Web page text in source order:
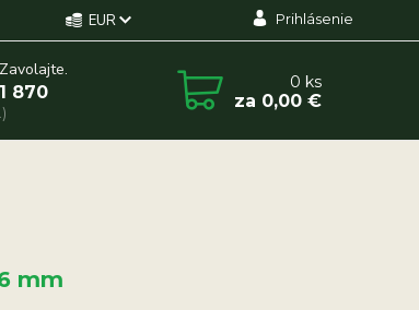
EUR Prihlásenie
870
0 ks
za 0,00 €
mm